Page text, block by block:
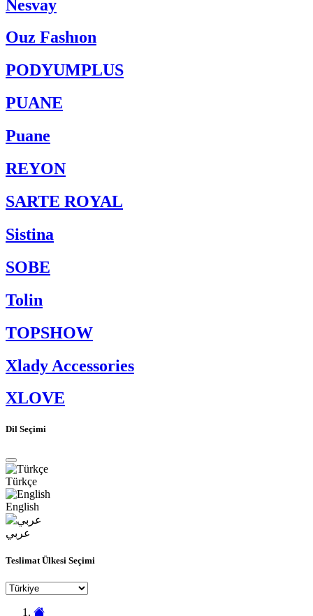
Nesvay
Ouz Fashıon
PODYUMPLUS
PUANE
Puane
REYON
SARTE ROYAL
Sistina
SOBE
Tolin
TOPSHOW
Xlady Accessories
XLOVE
Dil Seçimi
Türkçe
English
عربي
Teslimat Ülkesi Seçimi